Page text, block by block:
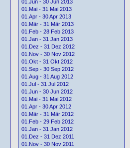
01.Jun - 30 Jun 2013
01.Mai - 31 Mai 2013
01.Apr - 30 Apr 2013
01.Mär - 31 Mär 2013
01.Feb - 28 Feb 2013
01.Jan - 31 Jan 2013
01.Dez - 31 Dez 2012
01.Nov - 30 Nov 2012
01.Okt - 31 Okt 2012
01.Sep - 30 Sep 2012
01.Aug - 31 Aug 2012
01.Jul - 31 Jul 2012
01.Jun - 30 Jun 2012
01.Mai - 31 Mai 2012
01.Apr - 30 Apr 2012
01.Mär - 31 Mär 2012
01.Feb - 29 Feb 2012
01.Jan - 31 Jan 2012
01.Dez - 31 Dez 2011
01.Nov - 30 Nov 2011